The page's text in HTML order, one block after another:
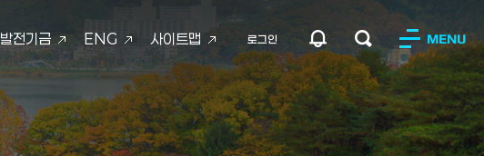
발전기금 ENG 사이트맵 로그인 MENU